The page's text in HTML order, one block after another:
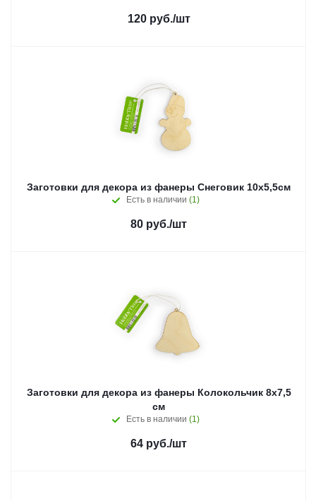
120руб./шт
Заготовки для декора из фанеры Снеговик 10x5,5см
Есть в наличии (1)
80 руб./шт
Заготовки для декора из фанеры Колокольчик 8x7,5
см
Есть в наличии (1)
64 руб./шт